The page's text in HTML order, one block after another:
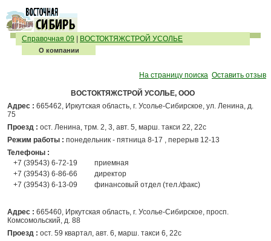
Справочная 09 ВОСТОКТЯЖСТРОЙ УСОЛЬЕ
О компании
На страницу поиска Оставить отзыв
ВОСТОКТЯЖСТРОЙ УСОЛЬЕ, ООО
Адрес : 665462, Иркутская область, г. Усолье-Сибирское, ул. Ленина, д.
75
Проезд : ост. Ленина, трм. 2, 3, авт. 5, марш. такси 22, 22с
Режим работы : понедельник - пятница 8-17 , перерыв 12-13
Телефоны :
+7 (39543) 6-72-19
приемная
+7 (39543) 6-86-66
директор
+7 (39543) 6-13-09
финансовый отдел (тел./факс)
Адрес : 665460, Иркутская область, г. Усолье-Сибирское, просп.
Комсомольский, д. 88
Проезд : ост. 59 квартал, авт. 6, марш. такси 6, 22с